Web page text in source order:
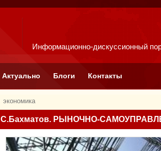
Информационно-дискуссионный
Актуально Блоги Контакты
экономика
С.Бахматов. РЫНОЧНО-